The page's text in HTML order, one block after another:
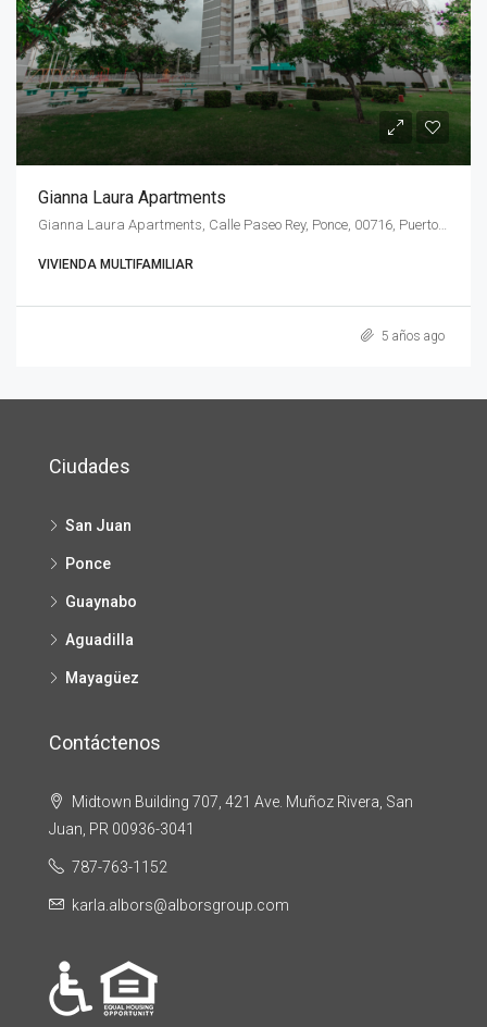
Gianna Laura Apartments
VIVIENDA MULTIFAMILIAR
5 años ago
Ciudades
San Juan
Ponce
Guaynabo
Aguadilla
Mayagüez
Contáctenos
Midtown Building 707, 421 Ave. Muñoz Rivera, San
Juan, PR 00936-3041
787-763-1152
karla.albors@alborsgroup.com